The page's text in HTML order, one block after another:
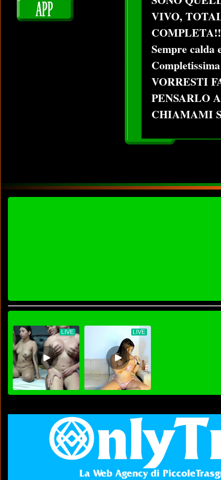
VIVO,
Sempre calda
VORRESTI
PENSARLO
CHIAMAMI